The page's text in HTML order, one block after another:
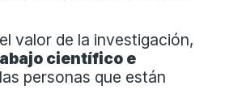
valor de la investigación,
científico e
personas que están